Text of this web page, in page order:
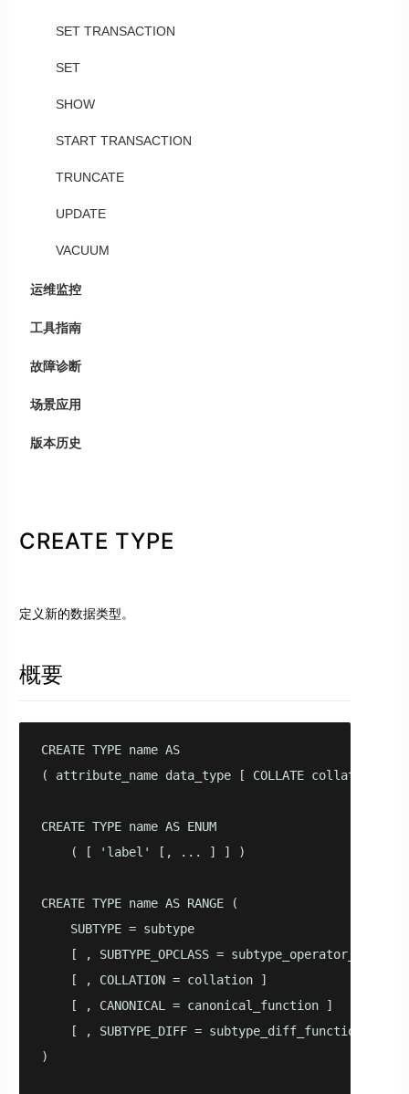
SET TRANSACTION
SET
SHOW
START TRANSACTION
TRUNCATE
UPDATE
VACUUM
运维监控
工具指南
故障诊断
场景应用
版本历史
CREATE TYPE
定义新的数据类型。
概要
CREATE TYPE name AS
( attribute_name data_type [ COLLATE
CREATE TYPE name AS ENUM
    ( [ 'label' [, ... ] ] )
CREATE TYPE name AS RANGE (
    SUBTYPE = subtype
    [ , SUBTYPE_OPCLASS = subtype_operator_class ]
    [ , COLLATION = collation ]
    [ , CANONICAL = canonical_function ]
    [ , SUBTYPE_DIFF = subtype_diff_function ]
)